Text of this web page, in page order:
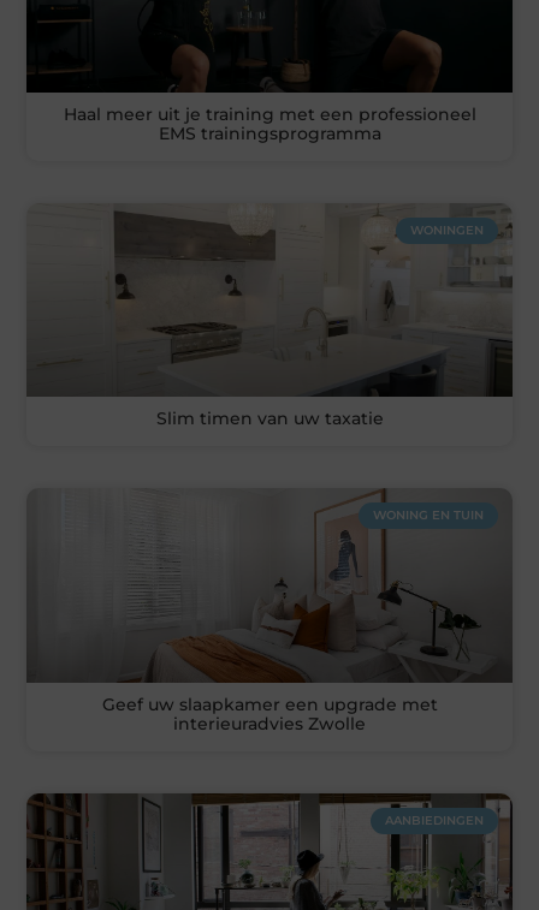
Haal meer uit je training met een professioneel
EMS trainingsprogramma
WONINGEN
Slim timen van uw taxatie
WONING EN TUIN
Geef uw slaapkamer een upgrade met
interieuradvies Zwolle
AANBIEDINGEN